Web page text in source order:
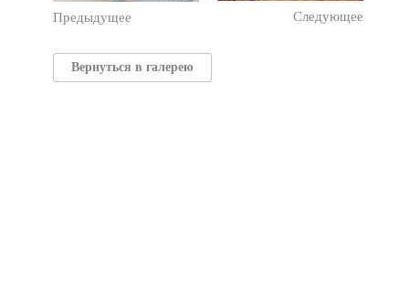
Предыдущее Следующее
Вернуться в галерею